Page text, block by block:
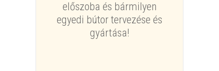
előszoba és bármilyen
egyedi bútor tervezése és
gyártása!